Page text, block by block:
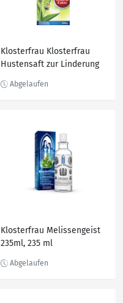
Klosterfrau Klosterfrau
Hustensaft zur Linderung
Klosterfrau Melissengeist
235ml, 235 ml